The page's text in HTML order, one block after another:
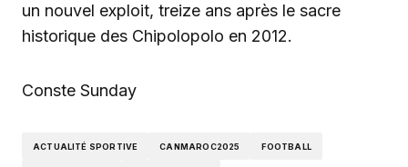
un nouvel exploit, treize ans après le sacre
historique des Chipolopolo en 2012.
Conste Sunday
ACTUALITÉ SPORTIVE CANMAROC2025 FOOTBALL